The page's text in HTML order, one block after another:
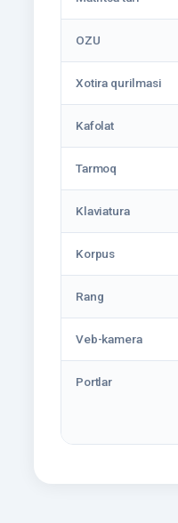
OZU
Xotira qurilmasi
Kafolat
Tarmoq
Klaviatura
Korpus
Rang
Veb-kamera
Portlar